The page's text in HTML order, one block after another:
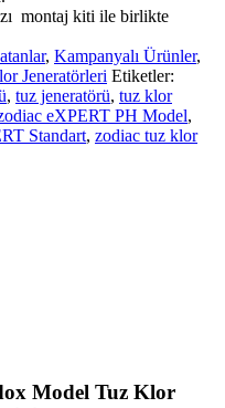
montaj kiti ile birlikte
, Kampanyalı Ürünler,
Jeneratörleri Etiketler:
, tuz jeneratörü, tuz klor
eXPERT PH Model,
Standart, zodiac tuz klor
Model Tuz Klor